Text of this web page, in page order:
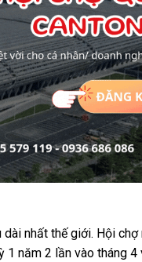
nhất thế giới. Hội
năm 2 lần vào tháng 4